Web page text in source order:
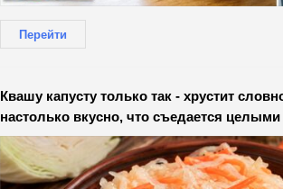
Перейти
Квашу капусту только так - хрустит
настолько вкусно, что съедается